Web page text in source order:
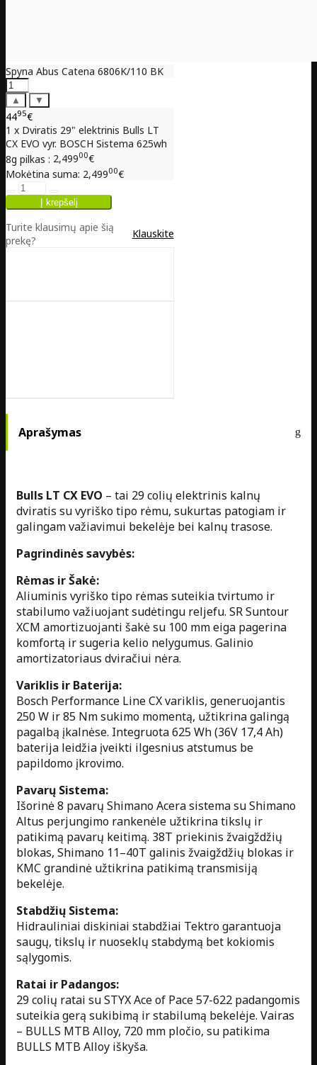
Spyna Abus Catena 6806K/110 BK
▲ ▼
4495€
1 x Dviratis 29" elektrinis Bulls LT
CX EVO vyr. BOSCH Sistema 625wh
8g pilkas : 2,49900€
Mokėtina suma: 2,49900€
Turite klausimų apie šią
prekę?
Klauskite
Aprašymas
Bulls LT CX EVO – tai 29 colių elektrinis kalnų
dviratis su vyriško tipo rėmu, sukurtas patogiam ir
galingam važiavimui bekelėje bei kalnų trasose.
Pagrindinės savybės:
Rėmas ir Šakė:
Aliuminis vyriško tipo rėmas suteikia tvirtumo ir
stabilumo važiuojant sudėtingu reljefu. SR Suntour
XCM amortizuojanti šakė su 100 mm eiga pagerina
komfortą ir sugeria kelio nelygumus. Galinio
amortizatoriaus dviračiui nėra.
Variklis ir Baterija:
Bosch Performance Line CX variklis, generuojantis
250 W ir 85 Nm sukimo momentą, užtikrina galingą
pagalbą įkalnėse. Integruota 625 Wh (36V 17,4 Ah)
baterija leidžia įveikti ilgesnius atstumus be
papildomo įkrovimo.
Pavarų Sistema:
Išorinė 8 pavarų Shimano Acera sistema su Shimano
Altus perjungimo rankenėle užtikrina tikslų ir
patikimą pavarų keitimą. 38T priekinis žvaigždžių
blokas, Shimano 11–40T galinis žvaigždžių blokas ir
KMC grandinė užtikrina patikimą transmisiją
bekelėje.
Stabdžių Sistema:
Hidrauliniai diskiniai stabdžiai Tektro garantuoja
saugų, tikslų ir nuoseklų stabdymą bet kokiomis
sąlygomis.
Ratai ir Padangos:
29 colių ratai su STYX Ace of Pace 57-622 padangomis
suteikia gerą sukibimą ir stabilumą bekelėje. Vairas
– BULLS MTB Alloy, 720 mm pločio, su patikima
BULLS MTB Alloy iškyša.